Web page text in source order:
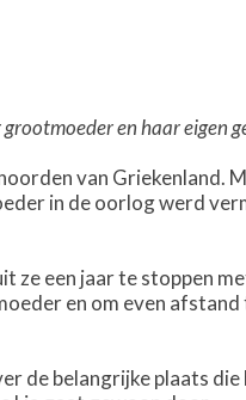
en haar eigen
van Griekenland.
in de oorlog werd
een jaar te stoppen
en om even afstand
de belangrijke plaats